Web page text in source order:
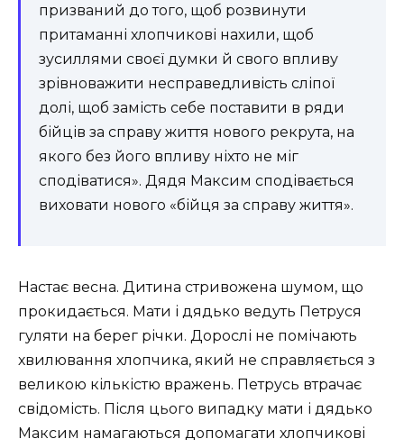
призваний до того, щоб розвинути
притаманні хлопчикові нахили, щоб
зусиллями своєї думки й свого впливу
зрівноважити несправедливість сліпої
долі, щоб замість себе поставити в ряди
бійців за справу життя нового рекрута, на
якого без його впливу ніхто не міг
сподіватися». Дядя Максим сподівається
виховати нового «бійця за справу життя».
Настає весна. Дитина стривожена шумом, що
прокидається. Мати і дядько ведуть Петруся
гуляти на берег річки. Дорослі не помічають
хвилювання хлопчика, який не справляється з
великою кількістю вражень. Петрусь втрачає
свідомість. Після цього випадку мати і дядько
Максим намагаються допомагати хлопчикові